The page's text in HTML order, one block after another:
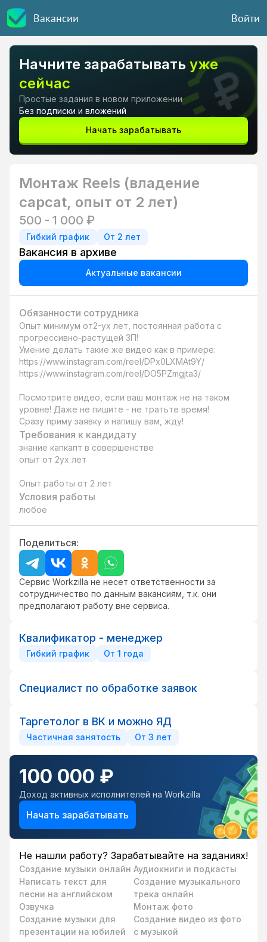
Вакансии Войти
Начните зарабатывать уже
сейчас
Простые задания в новом приложении
Без подписки и вложений
Начать зарабатывать
Монтаж Reels (владение
capcat, опыт от 2 лет)
500 - 1 000 ₽
Гибкий график От 2 лет
Вакансия в архиве
Актуальные вакансии
Обязанности сотрудника
Опыт минимум от2-ух лет, постоянная работа с
прогрессивно-растущей ЗП!
Умение делать такие же видео как в примере:
https://www.instagram.com/reel/DPx0LXMAt9Y/
https://www.instagram.com/reel/DO5PZmgjta3/
Посмотрите видео, если ваш монтаж не на таком
уровне! Даже не пишите - не тратьте время!
Сразу приму заявку и напишу вам, жду!
Требования к кандидату
знание капкапт в совершенстве
опыт от 2ух лет
Опыт работы от 2 лет
Условия работы
любое
Поделиться:
Сервис Workzilla не несет ответственности за
сотрудничество по данным вакансиям, т.к. они
предполагают работу вне сервиса.
Квалификатор - менеджер
Гибкий график От 1 года
Специалист по обработке заявок
Таргетолог в ВК и можно ЯД
Частичная занятость От 3 лет
100 000 ₽
Доход активных исполнителей на Workzilla
Начать зарабатывать
Не нашли работу? Зарабатывайте на заданиях!
Создание музыки онлайн
Написать текст для
песни на английском
Озвучка
Создание музыки для
презентации на юбилей
Аудиокниги и подкасты
Создание музыкального
трека онлайн
Монтаж фото
Создание видео из фото
с музыкой